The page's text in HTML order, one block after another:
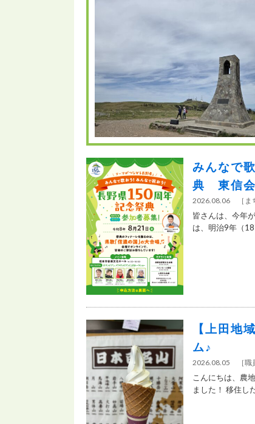
みんなで
典 東信会
2026.08.06 ［ ま
皆さんは、今年
は、明治9年（
【上田地
ム♪
2026.08.05 ［職
こんにちは、農
ました！ 移住し